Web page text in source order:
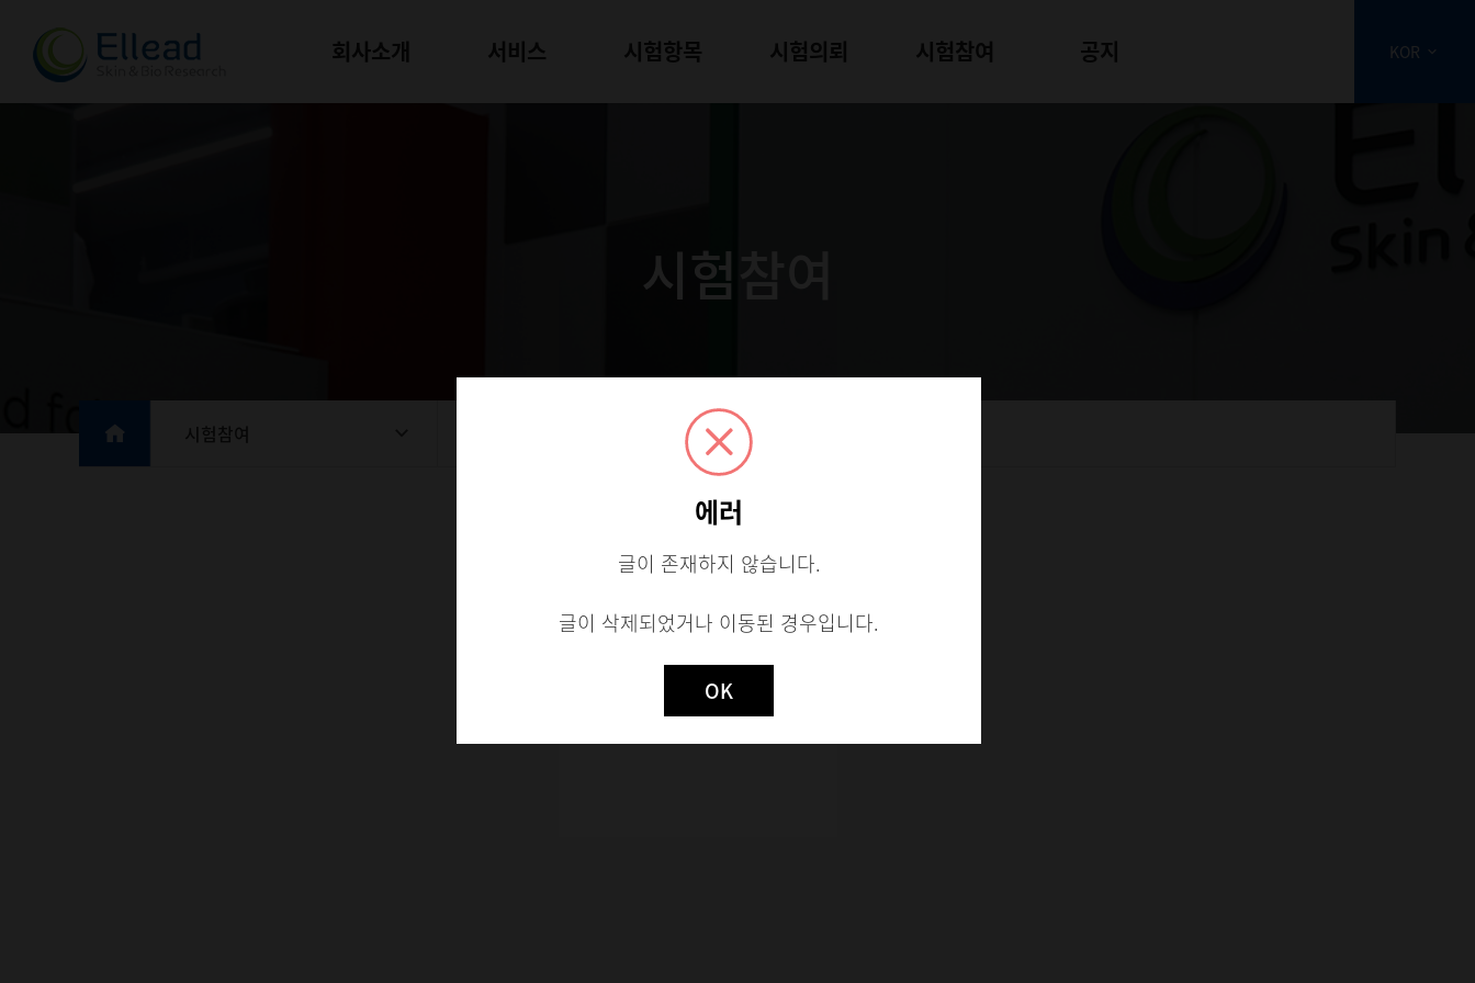
회사소개 서비스 시험항목 시험의뢰 시험참여 공지 KOR
시험참여
시험참여
시험 모집
에러
글이 존재하지 않습니다.
글이 삭제되었거나 이동된 경우입니다.
OK